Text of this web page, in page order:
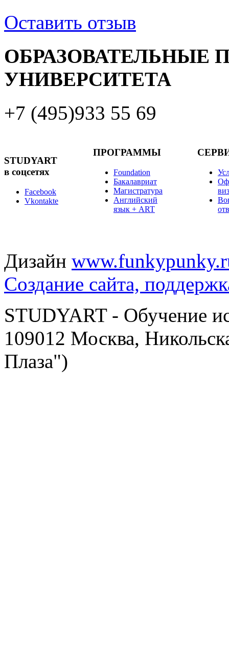
Оставить отзыв
ОБРАЗОВАТЕЛЬНЫЕ
УНИВЕРСИТЕТА
+7 (495)933 55 69
STUDYART
в соцсетях
Facebook
Vkontakte
ПРОГРАММЫ
Foundation
Бакалавриат
Магистратура
Английский
язык + ART
Дизайн
Создание сайта,
STUDYART - Обучение
109012 Москва,
Плаза")